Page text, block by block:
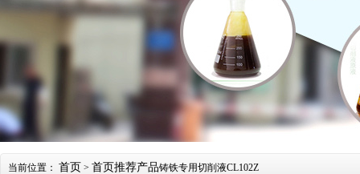
当前位置： 首页 > 首页推荐产品铸铁专用切削液CL102Z